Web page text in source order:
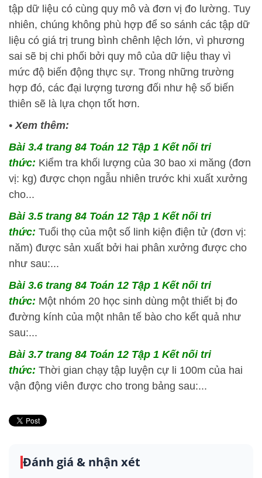
tập dữ liệu có cùng quy mô và đơn vị đo lường. Tuy
nhiên, chúng không phù hợp để so sánh các tập dữ
liệu có giá trị trung bình chênh lệch lớn, vì phương
sai sẽ bị chi phối bởi quy mô của dữ liệu thay vì
mức độ biến động thực sự. Trong những trường
hợp đó, các đại lượng tương đối như hệ số biến
thiên sẽ là lựa chọn tốt hơn.
• Xem thêm:
Bài 3.4 trang 84 Toán 12 Tập 1 Kết nối tri
thức: Kiểm tra khối lượng của 30 bao xi măng (đơn
vị: kg) được chọn ngẫu nhiên trước khi xuất xưởng
cho...
Bài 3.5 trang 84 Toán 12 Tập 1 Kết nối tri
thức: Tuổi thọ của một số linh kiện điện tử (đơn vị:
năm) được sản xuất bởi hai phân xưởng được cho
như sau:...
Bài 3.6 trang 84 Toán 12 Tập 1 Kết nối tri
thức: Một nhóm 20 học sinh dùng một thiết bị đo
đường kính của một nhân tế bào cho kết quả như
sau:...
Bài 3.7 trang 84 Toán 12 Tập 1 Kết nối tri
thức: Thời gian chạy tập luyện cự li 100m của hai
vận động viên được cho trong bảng sau:...
Đánh giá & nhận xét